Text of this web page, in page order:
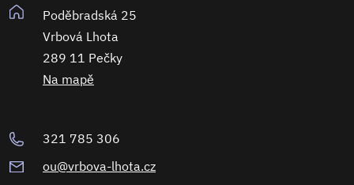
Poděbradská 25
Vrbová Lhota
289 11 Pečky
Na mapě
321 785 306
ou@vrbova-lhota.cz